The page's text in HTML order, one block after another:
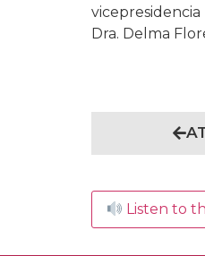
Dra. Delma
Listen to